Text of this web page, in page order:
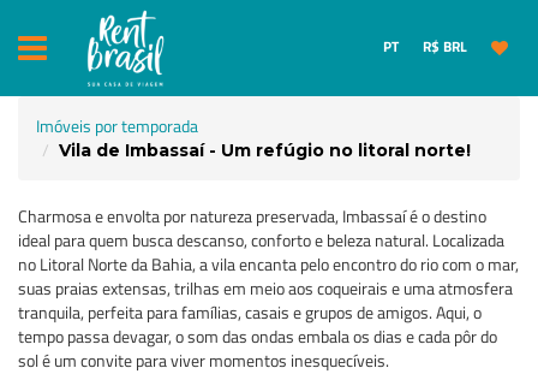
PT R$ BRL
Imóveis por temporada
Vila de Imbassaí - Um refúgio no litoral norte!
Charmosa e envolta por natureza preservada, Imbassaí é o destino
ideal para quem busca descanso, conforto e beleza natural. Localizada
no Litoral Norte da Bahia, a vila encanta pelo encontro do rio com o mar,
suas praias extensas, trilhas em meio aos coqueirais e uma atmosfera
tranquila, perfeita para famílias, casais e grupos de amigos. Aqui, o
tempo passa devagar, o som das ondas embala os dias e cada pôr do
sol é um convite para viver momentos inesquecíveis.